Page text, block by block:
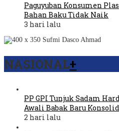
Paguyuban Konsumen
Bahan Baku Tidak Naik
3 hari lalu
NASIONAL+
PP GPI Tunjuk Sadam
Awali Babak Baru
2 hari lalu